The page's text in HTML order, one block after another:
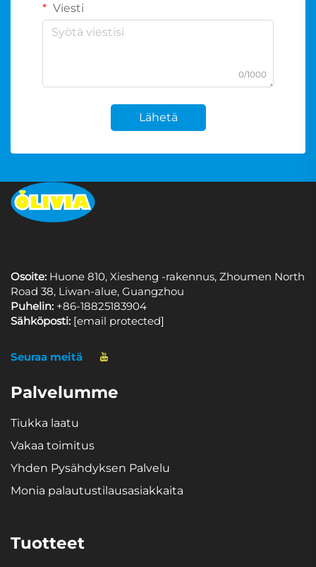
Viesti
0/1000
Lähetä
Osoite: Huone 810, Xiesheng -rakennus, Zhoumen North
Road 38, Liwan-alue, Guangzhou
Puhelin: +86-18825183904
Sähköposti: [email protected]
Seuraa meitä
Palvelumme
Tiukka laatu
Vakaa toimitus
Yhden Pysähdyksen Palvelu
Monia palautustilausasiakkaita
Tuotteet